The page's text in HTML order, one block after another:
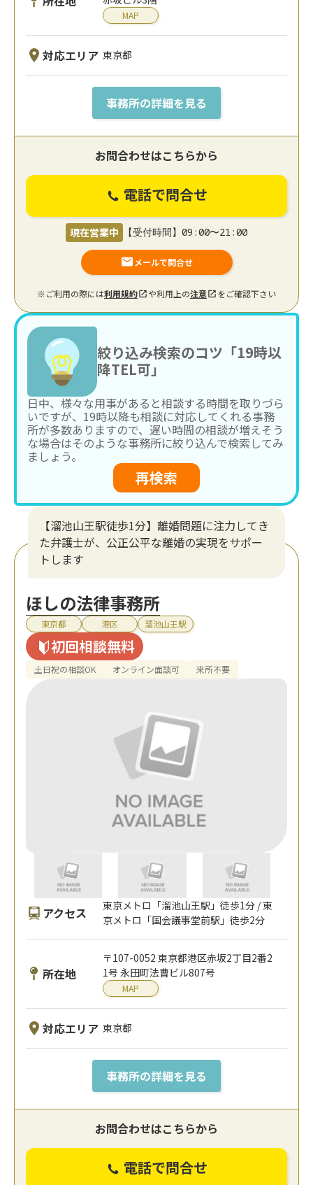
MAP
対応エリア 東京都
事務所の詳細を見る
お問合わせはこちらから
電話で問合せ
現在営業中 【受付時間】09:00〜21:00
メールで問合せ
※ご利用の際には利用規約 や利用上の注意 をご確認下さい
絞り込み検索のコツ「19時以
降TEL可」
日中、様々な用事があると相談する時間を取りづら
いですが、19時以降も相談に対応してくれる事務
所が多数ありますので、遅い時間の相談が増えそう
な場合はそのような事務所に絞り込んで検索してみ
ましょう。
再検索
【溜池山王駅徒歩1分】離婚問題に注力してき
た弁護士が、公正公平な離婚の実現をサポー
トします
ほしの法律事務所
東京都 港区 溜池山王駅
初回相談無料
土日祝の相談OK オンライン面談可 来所不要
アクセス
東京メトロ「溜池山王駅」徒歩1分 / 東
京メトロ「国会議事堂前駅」徒歩2分
所在地
〒107-0052 東京都港区赤坂2丁目2番2
1号 永田町法曹ビル807号
MAP
対応エリア 東京都
事務所の詳細を見る
お問合わせはこちらから
電話で問合せ